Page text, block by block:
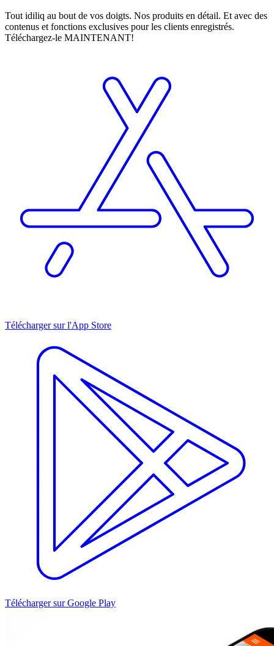
Tout idiliq au bout de vos doigts. Nos produits en détail. Et avec des
contenus et fonctions exclusives pour les clients enregistrés.
Téléchargez-le MAINTENANT!
Télécharger sur l'App Store
Télécharger sur Google Play